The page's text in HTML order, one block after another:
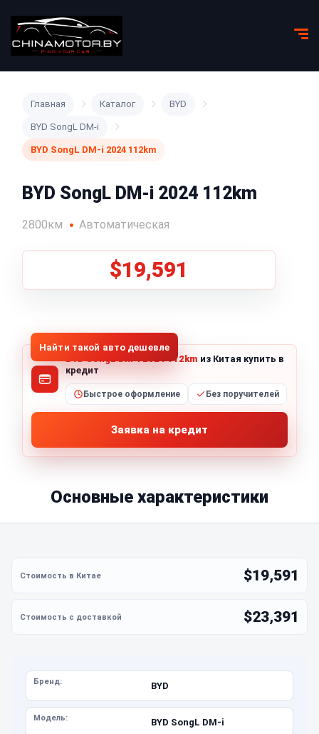
Главная Каталог BYD
BYD SongL DM-i
BYD SongL DM-i 2024 112km
BYD SongL DM-i 2024 112km
2800км Автоматическая
$19,591
Найти такой авто дешевле
BYD SongL DM-i 2024 112km из Китая купить в
кредит
Быстрое оформление Без поручителей
Заявка на кредит
Основные характеристики
$19,591
$23,391
Бренд: BYD
Модель: BYD SongL DM-i